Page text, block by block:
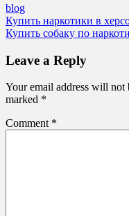
blog
Post
navigation
Купить наркотики в
Купить собаку по
Leave a Reply
Your email address will not
marked *
Comment *